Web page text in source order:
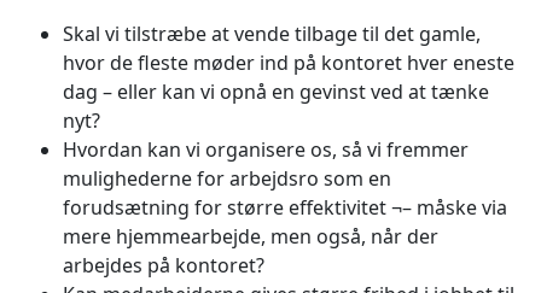
Skal vi tilstræbe at vende tilbage til det gamle,
hvor de fleste møder ind på kontoret hver eneste
dag – eller kan vi opnå en gevinst ved at tænke
nyt?
Hvordan kan vi organisere os, så vi fremmer
mulighederne for arbejdsro som en
forudsætning for større effektivitet ¬– måske via
mere hjemmearbejde, men også, når der
arbejdes på kontoret?